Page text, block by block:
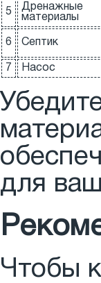
5
Дренажные
материалы
6 Септик
7 Насос
для
Чтобы